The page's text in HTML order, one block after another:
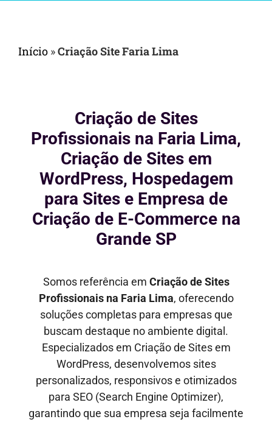
Início »Criação Site Faria Lima
Criação de Sites
Profissionais na Faria Lima,
Criação de Sites em
WordPress, Hospedagem
para Sites e Empresa de
Criação de E-Commerce na
Grande SP
Somos referência em Criação de Sites
Profissionais na Faria Lima, oferecendo
soluções completas para empresas que
buscam destaque no ambiente digital.
Especializados em Criação de Sites em
WordPress, desenvolvemos sites
personalizados, responsivos e otimizados
para SEO (Search Engine Optimizer),
garantindo que sua empresa seja facilmente